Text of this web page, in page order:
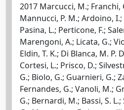
2017 Marcucci, M.; Franchi,
Mannucci, P. M.; Ardoino,
Pasina, L.; Perticone, F.;
Marengoni, A.; Licata, G.;
Eldin, T. K.; Di Blanca, M. P.
Cortesi, L.; Prisco, D.;
G.; Biolo, G.; Guarnieri, G.;
Fernandes, G.; Vanoli, M.;
G.; Bernardi, M.; Bassi, S.